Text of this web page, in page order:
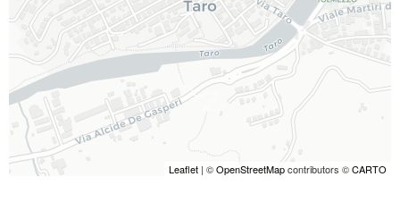
Leaflet | ©OpenStreetMapcontributors ©CARTO